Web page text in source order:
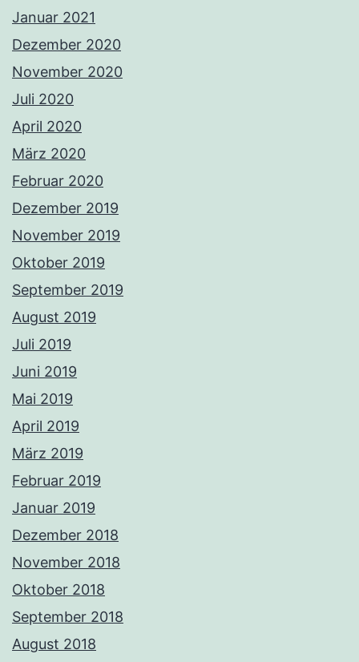
Januar 2021
Dezember 2020
November 2020
Juli 2020
April 2020
März 2020
Februar 2020
Dezember 2019
November 2019
Oktober 2019
September 2019
August 2019
Juli 2019
Juni 2019
Mai 2019
April 2019
März 2019
Februar 2019
Januar 2019
Dezember 2018
November 2018
Oktober 2018
September 2018
August 2018